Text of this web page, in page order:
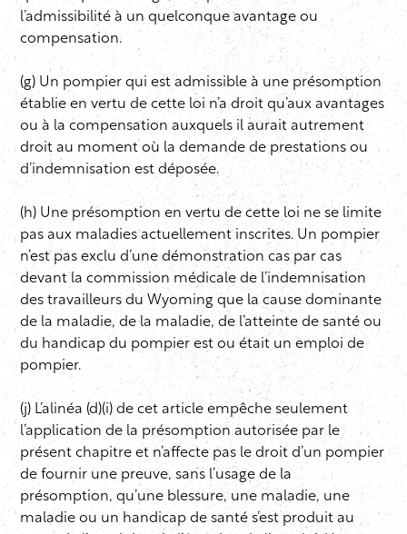
l’admissibilité à un quelconque avantage ou
compensation.
(g) Un pompier qui est admissible à une présomption
établie en vertu de cette loi n’a droit qu’aux avantages
ou à la compensation auxquels il aurait autrement
droit au moment où la demande de prestations ou
d’indemnisation est déposée.
(h) Une présomption en vertu de cette loi ne se limite
pas aux maladies actuellement inscrites. Un pompier
n’est pas exclu d’une démonstration cas par cas
devant la commission médicale de l’indemnisation
des travailleurs du Wyoming que la cause dominante
de la maladie, de la maladie, de l’atteinte de santé ou
du handicap du pompier est ou était un emploi de
pompier.
(j) L’alinéa (d)(i) de cet article empêche seulement
l’application de la présomption autorisée par le
présent chapitre et n’affecte pas le droit d’un pompier
de fournir une preuve, sans l’usage de la
présomption, qu’une blessure, une maladie, une
maladie ou un handicap de santé s’est produit au